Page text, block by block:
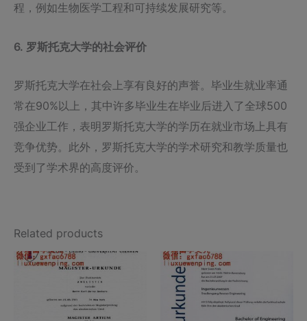
程，例如生物医学工程和可持续发展研究等。
6. 罗斯托克大学的社会评价
罗斯托克大学在社会上享有良好的声誉。毕业生就业率通
常在90%以上，其中许多毕业生在毕业后进入了全球500
强企业工作，表明罗斯托克大学的学历在就业市场上具有
竞争优势。此外，罗斯托克大学的学术研究和教学质量也
受到了学术界的高度评价。
Related products